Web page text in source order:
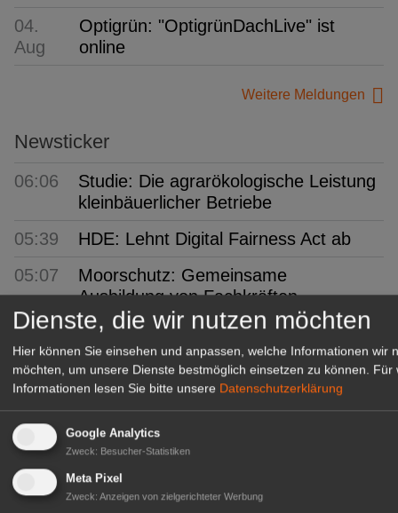
04.
Aug
Optigrün: "OptigrünDachLive" ist
online
Weitere Meldungen
Newsticker
06:06
Studie: Die agrarökologische Leistung
kleinbäuerlicher Betriebe
05:39
HDE: Lehnt Digital Fairness Act ab
05:07
Moorschutz: Gemeinsame
Ausbildung von Fachkräften
08.
Aug
Int. Gartenbaumesse Tulln: Von 3. bis
7. September
08.
Aug
AIPH: Gibt Referentenprogramm für
Kongress bekannt
08.
Aug
Wer Nachwuchs will, muss sich
zeigen: Martens begeistert 2.000
Besucher
Dienste, die wir nutzen möchten
Hier können Sie einsehen und anpassen, welche Informationen wir
möchten, um unsere Dienste bestmöglich einsetzen zu können.
Für
Informationen lesen Sie bitte unsere Datenschutzerklärung
Google Analytics
Zweck: Besucher-Statistiken
Meta Pixel
Zweck: Anzeigen von zielgerichteter Werbung